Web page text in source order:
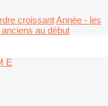
croissantAnnée - les
au début